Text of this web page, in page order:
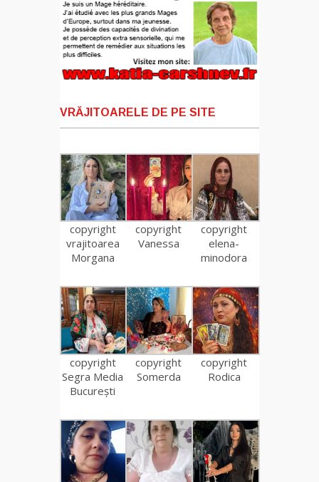
VRĂJITOARELE DE PE SITE
copyright
vrajitoarea
Morgana
copyright
Vanessa
copyright
elena-
minodora
copyright
Segra Media
București
copyright
Somerda
copyright
Rodica